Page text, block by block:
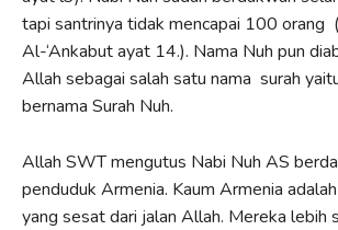
tapi santrinya tidak mencapai 100 orang
Al-‘Ankabut ayat 14.). Nama Nuh pun
Allah sebagai salah satu nama surah
bernama Surah Nuh.
Allah SWT mengutus Nabi Nuh AS
penduduk Armenia. Kaum Armenia
yang sesat dari jalan Allah. Mereka lebih